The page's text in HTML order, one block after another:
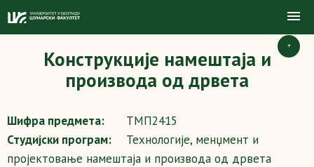
+
Конструкције намештаја и
производа од дрвета
Шифра предмета:
ТМП2415
Студијски програм:
Технологије, менџмент и
пројектовање намештаја и производа од дрвета